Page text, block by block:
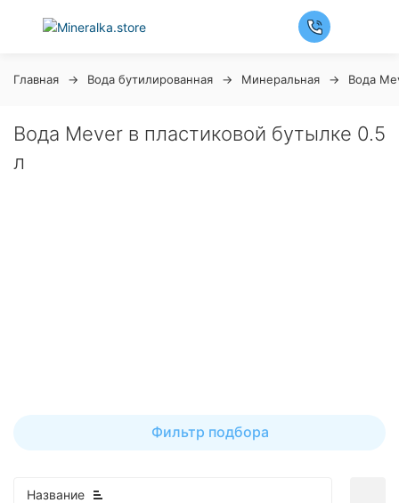
Главная Вода бутилированная Минеральная Вода
Вода Mever в пластиковой бутылке 0.5
л
Фильтр подбора
Название